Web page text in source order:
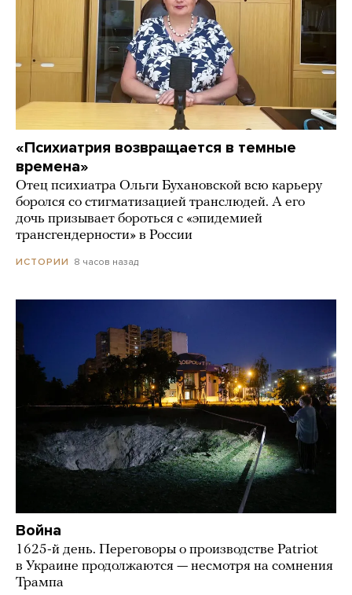
«Психиатрия возвращается в темные
времена»
Отец психиатра Ольги Бухановской всю карьеру
боролся со стигматизацией транслюдей. А его
дочь призывает бороться с «эпидемией
трансгендерности» в России
ИСТОРИИ 8 часов назад
Война
1625-й день. Переговоры о производстве Patriot
в Украине продолжаются — несмотря на сомнения
Трампа